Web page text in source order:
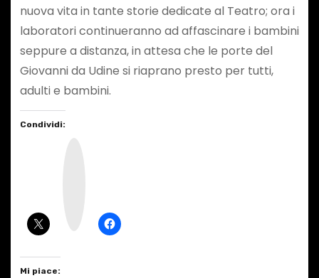
nuova vita in tante storie dedicate al Teatro; ora i
laboratori continueranno ad affascinare i bambini
seppure a distanza, in attesa che le porte del
Giovanni da Udine si riaprano presto per tutti,
adulti e bambini.
Condividi:
Mi piace: